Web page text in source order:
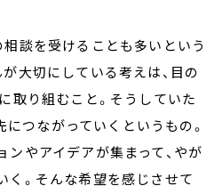
談を受けることも多いという
大切にしている考えは、目の
取り組むこと。そうしていた
につながっていくというもの。
やアイデアが集まって、やが
く。そんな希望を感じさせて